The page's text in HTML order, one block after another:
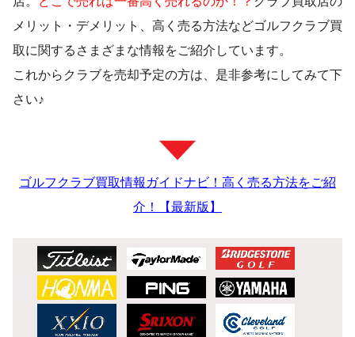
メリット・デメリット、高く売る方法などゴルフクラブ買
取に関するさまざまな情報をご紹介しています。
これからクラブを売却予定の方は、是非参考にしてみて下
さい♪
ゴルフクラブ買取情報ガイドナビ！高く売る方法をご紹
介！【最新版】